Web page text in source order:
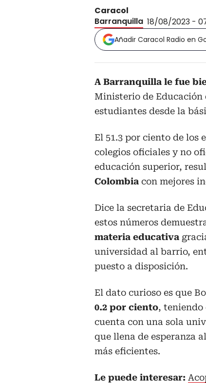
Caracol
Barranquilla 18/08/2023 -
Añadir Caracol Radio en
A Barranquilla le fue
Ministerio de Educación
estudiantes desde la
El 51.3 por ciento de los
colegios oficiales y no
educación superior,
Colombia con mejores
Dice la secretaria de
estos números
materia educativa
universidad al barrio,
puesto a disposición.
El dato curioso es que
0.2 por ciento,
cuenta con una sola
que llena de esperanza
más eficientes.
Le puede interesar: